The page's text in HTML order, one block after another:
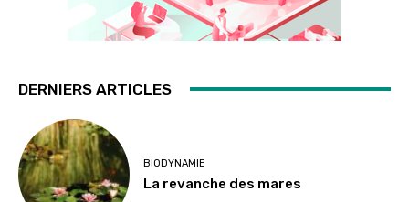
DERNIERS ARTICLES
BIODYNAMIE
La revanche des mares